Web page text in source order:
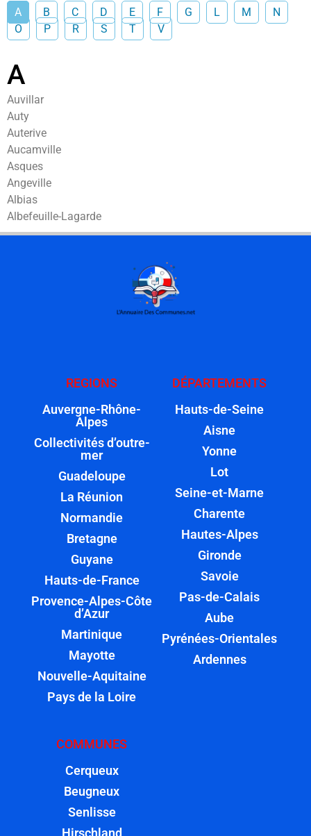
A B C D E F G L M
N
O
P R S T V
A
Auvillar
Auty
Auterive
Aucamville
Asques
Angeville
Albias
Albefeuille-Lagarde
REGIONS
Auvergne-Rhône-
Alpes
Collectivités d’outre-
mer
Guadeloupe
La Réunion
Normandie
Bretagne
Guyane
Hauts-de-France
Provence-Alpes-Côte
d’Azur
Martinique
Mayotte
Nouvelle-Aquitaine
Pays de la Loire
DÉPARTEMENTS
Hauts-de-Seine
Aisne
Yonne
Lot
Seine-et-Marne
Charente
Hautes-Alpes
Gironde
Savoie
Pas-de-Calais
Aube
Pyrénées-Orientales
Ardennes
COMMUNES
Cerqueux
Beugneux
Senlisse
Hirschland